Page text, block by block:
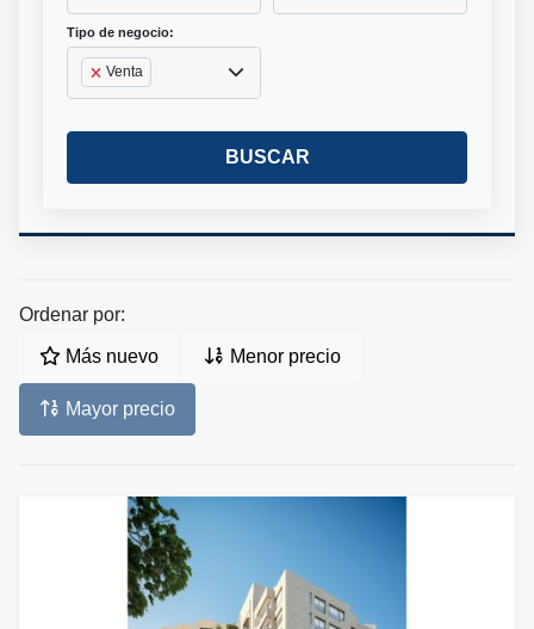
Tipo de negocio:
Venta
BUSCAR
Ordenar por:
Más nuevo Menor precio
Mayor precio